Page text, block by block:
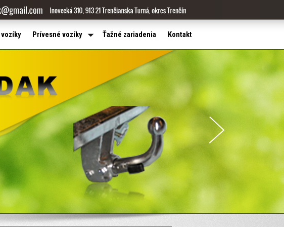
Prívesné vozíky Ťažné zariadenia Kontakt